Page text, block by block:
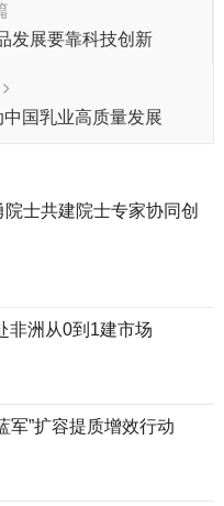
发展要靠科技创新
国乳业高质量发展
士共建院士专家协同创
非洲从0到1建市场
军”扩容提质增效行动